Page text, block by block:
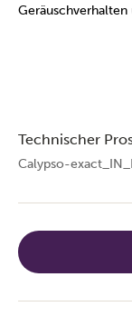
Geräuschverhalten
Technischer
Calypso-